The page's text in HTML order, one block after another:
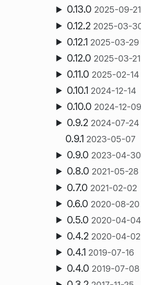
0.13.0 2025-09-21
0.12.2 2025-03-
0.12.1 2025-03-29
0.12.0 2025-03-21
0.11.0 2025-02-14
0.10.1 2024-12-14
0.10.0 2024-12-09
0.9.2 2024-07-24
0.9.1 2023-05-07
0.9.0 2023-04-30
0.8.0 2021-05-28
0.7.0 2021-02-02
0.6.0 2020-08-20
0.5.0 2020-04-04
0.4.2 2020-04-02
0.4.1 2019-07-16
0.4.0 2019-07-08